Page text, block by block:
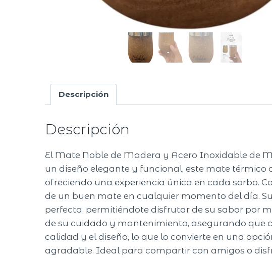
Descripción
Descripción
El Mate Noble de Madera y Acero Inoxidable de
un diseño elegante y funcional, este mate
ofreciendo una experiencia única en cada sorbo.
de un buen mate en cualquier momento del día.
perfecta, permitiéndote disfrutar de su sabor por
de su cuidado y mantenimiento, asegurando que
calidad y el diseño, lo que lo convierte en una
agradable. Ideal para compartir con amigos o